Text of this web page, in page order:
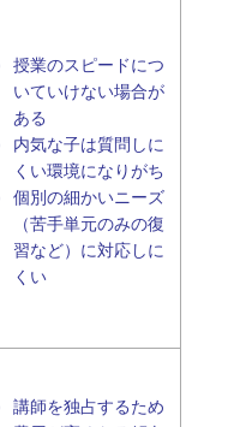
授業のスピードにつ
いていけない場合が
ある
内気な子は質問しに
くい環境になりがち
個別の細かいニーズ
（苦手単元のみの復
習など）に対応しに
くい
講師を独占するため